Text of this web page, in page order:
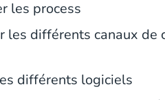
les process
les différents canaux de
différents logiciels